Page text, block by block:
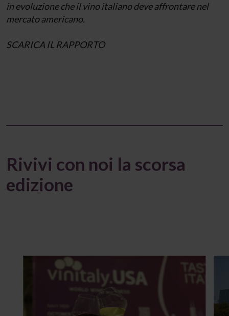
in evoluzione che il vino italiano deve affrontare nel
mercato americano.
SCARICA IL RAPPORTO
Rivivi con noi la scorsa
edizione